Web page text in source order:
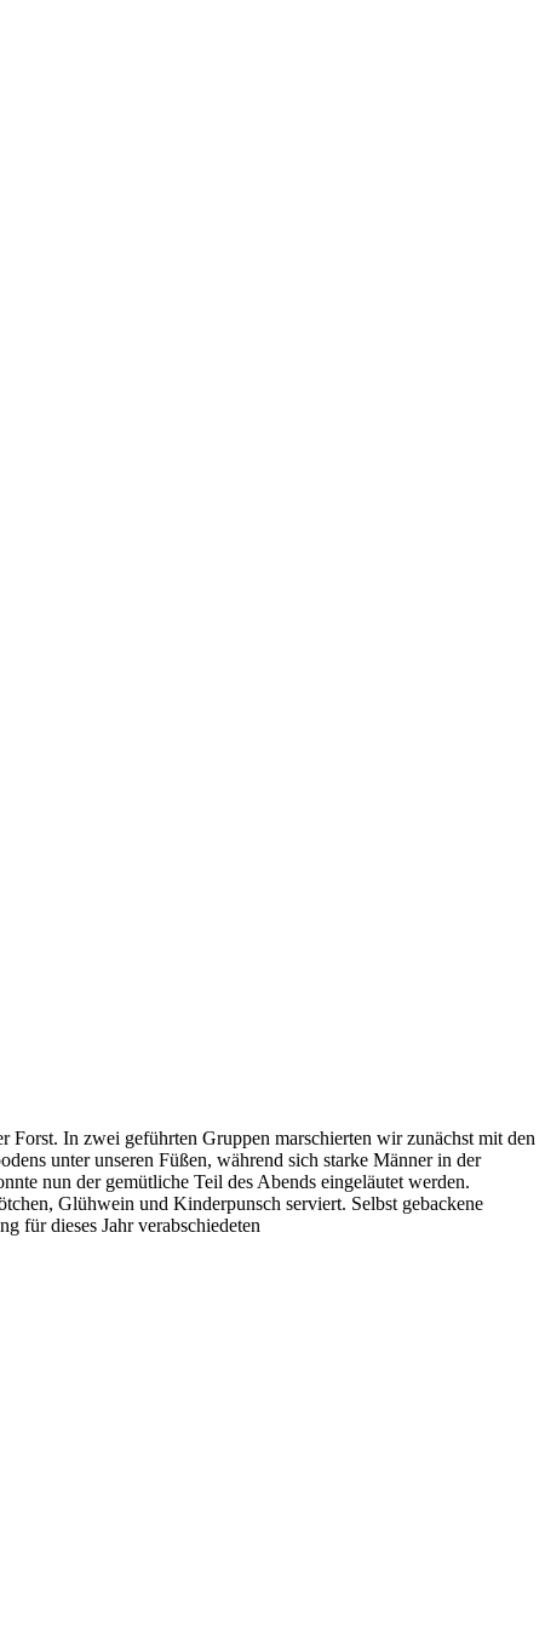
Forst. In zwei geführten Gruppen marschierten wir zunächst mit den
unter unseren Füßen, während sich starke Männer in der
nun der gemütliche Teil des Abends eingeläutet werden.
Glühwein und Kinderpunsch serviert. Selbst gebackene
für dieses Jahr verabschiedeten